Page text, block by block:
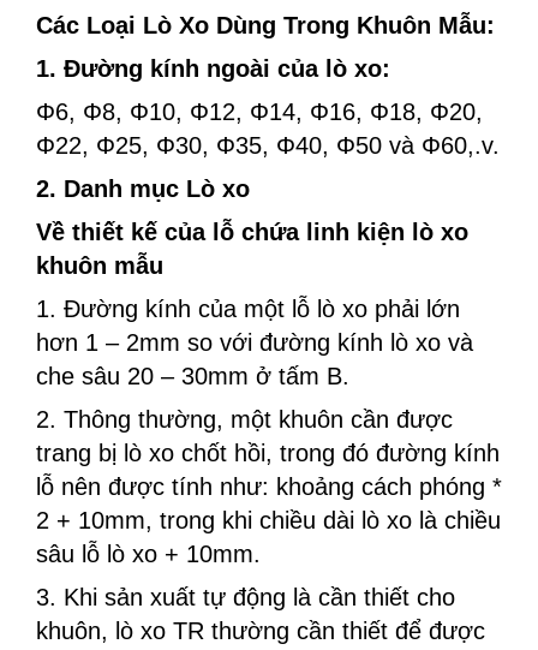
Các Loại Lò Xo Dùng Trong Khuôn Mẫu:
1. Đường kính ngoài của lò xo:
​​Φ6, Φ8, Φ10, Φ12, Φ14, Φ16, Φ18, Φ20,
Φ22, Φ25, Φ30, Φ35, Φ40, Φ50 và Φ60,.v.
2. Danh mục Lò xo
Về thiết kế của lỗ chứa linh kiện lò xo
khuôn mẫu
1. Đường kính của một lỗ lò xo phải lớn
hơn 1 – 2mm so với đường kính lò xo và
che sâu 20 – 30mm ở tấm B.
2. Thông thường, một khuôn cần được
trang bị lò xo chốt hồi, trong đó đường kính
lỗ nên được tính như: khoảng cách phóng *
2 + 10mm, trong khi chiều dài lò xo là chiều
sâu lỗ lò xo + 10mm.
3. Khi sản xuất tự động là cần thiết cho
khuôn, lò xo TR thường cần thiết để được